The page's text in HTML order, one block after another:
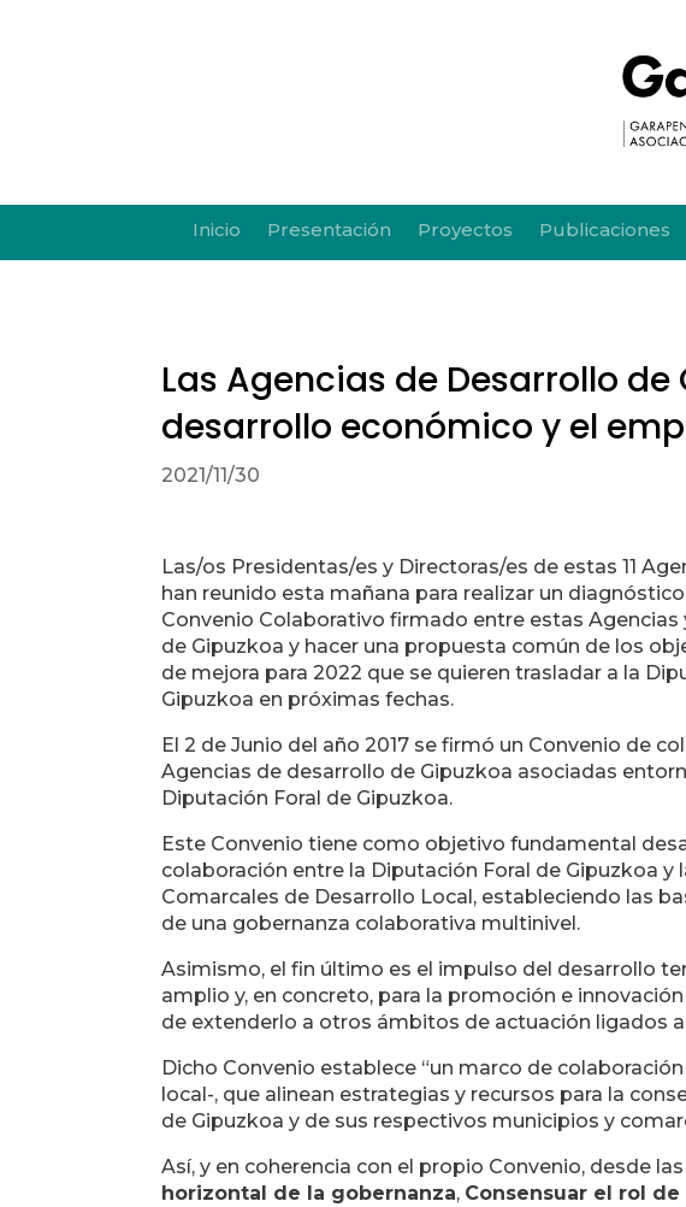
Inicio Presentación Proyectos Publicaciones
Las Agencias de Desarrollo
desarrollo económico y el
2021/11/30
Las/os Presidentas/es y Directoras/es de estas 11
han reunido esta mañana para realizar un
Convenio Colaborativo firmado entre estas Agencias
de Gipuzkoa y hacer una propuesta común de los
de mejora para 2022 que se quieren trasladar a la
Gipuzkoa en próximas fechas.
El 2 de Junio del año 2017 se firmó un Convenio de
Agencias de desarrollo de Gipuzkoa asociadas
Diputación Foral de Gipuzkoa.
Este Convenio tiene como objetivo fundamental
colaboración entre la Diputación Foral de Gipuzkoa y
Comarcales de Desarrollo Local, estableciendo las
de una gobernanza colaborativa multinivel.
Asimismo, el fin último es el impulso del desarrollo
amplio y, en concreto, para la promoción e
de extenderlo a otros ámbitos de actuación ligados
Dicho Convenio establece “un marco de
local-, que alinean estrategias y recursos para la
de Gipuzkoa y de sus respectivos municipios y
Así, y en coherencia con el propio Convenio, desde
horizontal de la gobernanza, Consensuar el rol